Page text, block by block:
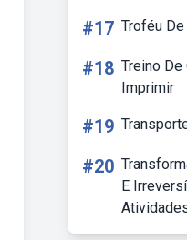
#17 Troféu
#18 Treino De
Imprimir
#19
#20
E